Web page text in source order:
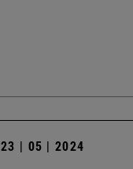
23 | 05 | 2024